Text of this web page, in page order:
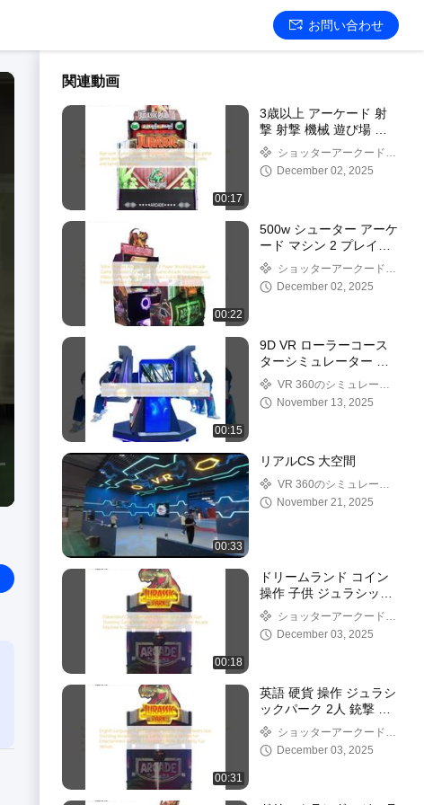
お問い合わせ
関連動画
00:17
3歳以上 アーケード 射
撃 射撃 機械 遊び場 遊
園地 家庭用 楽しい場所
ショッターアークードマ
シンDecember 02, 2025
00:22
500w シューター アーケ
ード マシン 2 プレイヤ
ー シューティング アー
ケード ゲーム シミュレ
ーター ジュラシック パ
オ マシン 3 歳以上 商業
的な娯楽スペースに適し
ショッターアークードマ
シンDecember 02, 2025
00:15
9D VR ローラーコース
ターシミュレーター ダ
ブルシート | インタラク
ティブ360°回転バーチ
ャルリアリティライド
VR 360のシミュレータ
ー
November 13, 2025
00:33
リアルCS 大空間
VR 360のシミュレータ
ー
November 21, 2025
00:18
ドリームランド コイン
操作 子供 ジュラシック
パーク 銃 射撃 ゲーム
マシン ダブルプレイヤ
ー 射撃 アークード マシ
ショッターアークードマ
シンDecember 03, 2025
00:31
英語 硬貨 操作 ジュラシ
ックパーク 2人 銃撃 ア
ーケード 射撃 ゲーム マ
シン 娯楽センター 娯楽
公園 家族のための娯楽
ショッターアークードマ
シンDecember 03, 2025